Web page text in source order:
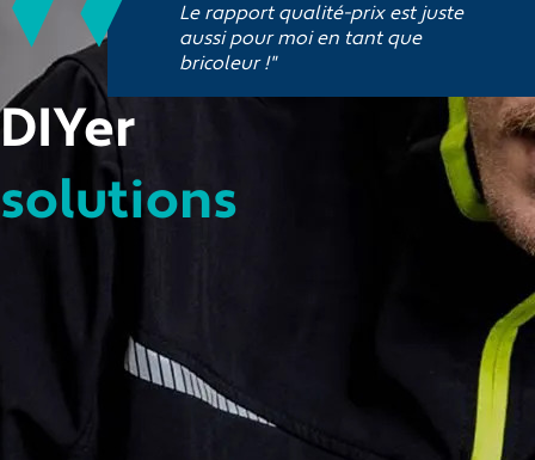
DIYer
solutions
Le rapport qualité-prix est juste
aussi pour moi en tant que
bricoleur !"